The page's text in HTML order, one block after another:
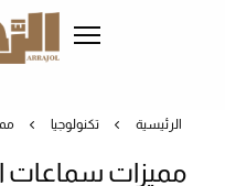
الرئيسية تكنولوجيا
مميزات سماعات